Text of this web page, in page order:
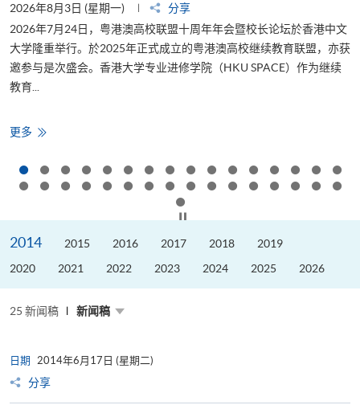
(星期一)
分享
，粤港澳高校联盟十周年年会暨校长论坛於香港中文
於2025年正式成立的粤港澳高校继续教育联盟，亦获
。香港大学专业进修学院（HKU SPACE）作为继续
学院自2019年
2011年推出，
发逾500个标签
持
「低
碳
标
2026」
推
动
2014 2015 2016 2017 2018
2019
2020
2021 2022 2023 2024 2025 2026
25 新闻稿 新闻稿
日期 2014年6月17日 (星期二)
分享